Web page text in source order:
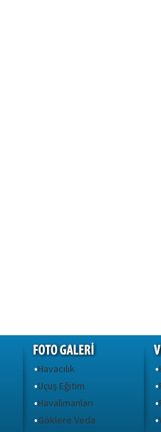
•Havacılık
•Uçuş Eğitim
•Havalimanları
•Göklere Veda
•
•
•
•